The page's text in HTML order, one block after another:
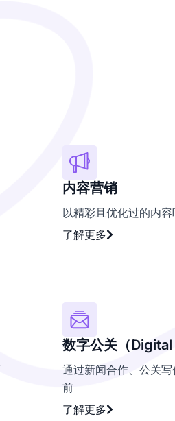
内容营销
以精彩且优化过的内
了解更多
数字公关（Digital
通过新闻合作、公关
前
了解更多